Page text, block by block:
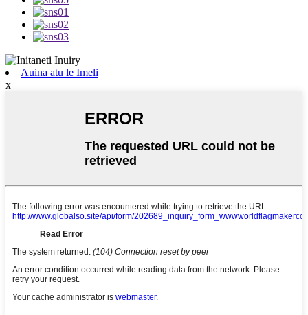
Auina atu le Imeli
x